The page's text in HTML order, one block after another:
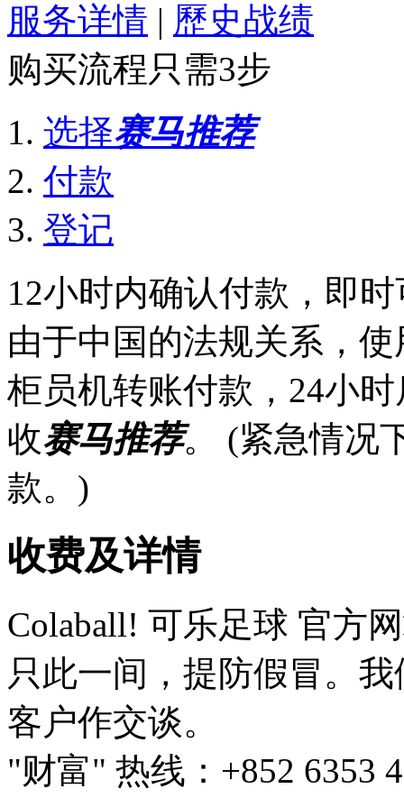
服务详情 | 歷史战绩
购买流程只需3步
选择赛马推荐
付款
登记
12小时内确认付款，即
由于中国的法规关系，
柜员机转账付款，24小
收赛马推荐。 (紧急情况
款。)
收费及详情
Colaball! 可乐足球 官方
只此一间，提防假冒。
客户作交谈。
"财富" 热线：+852 6353